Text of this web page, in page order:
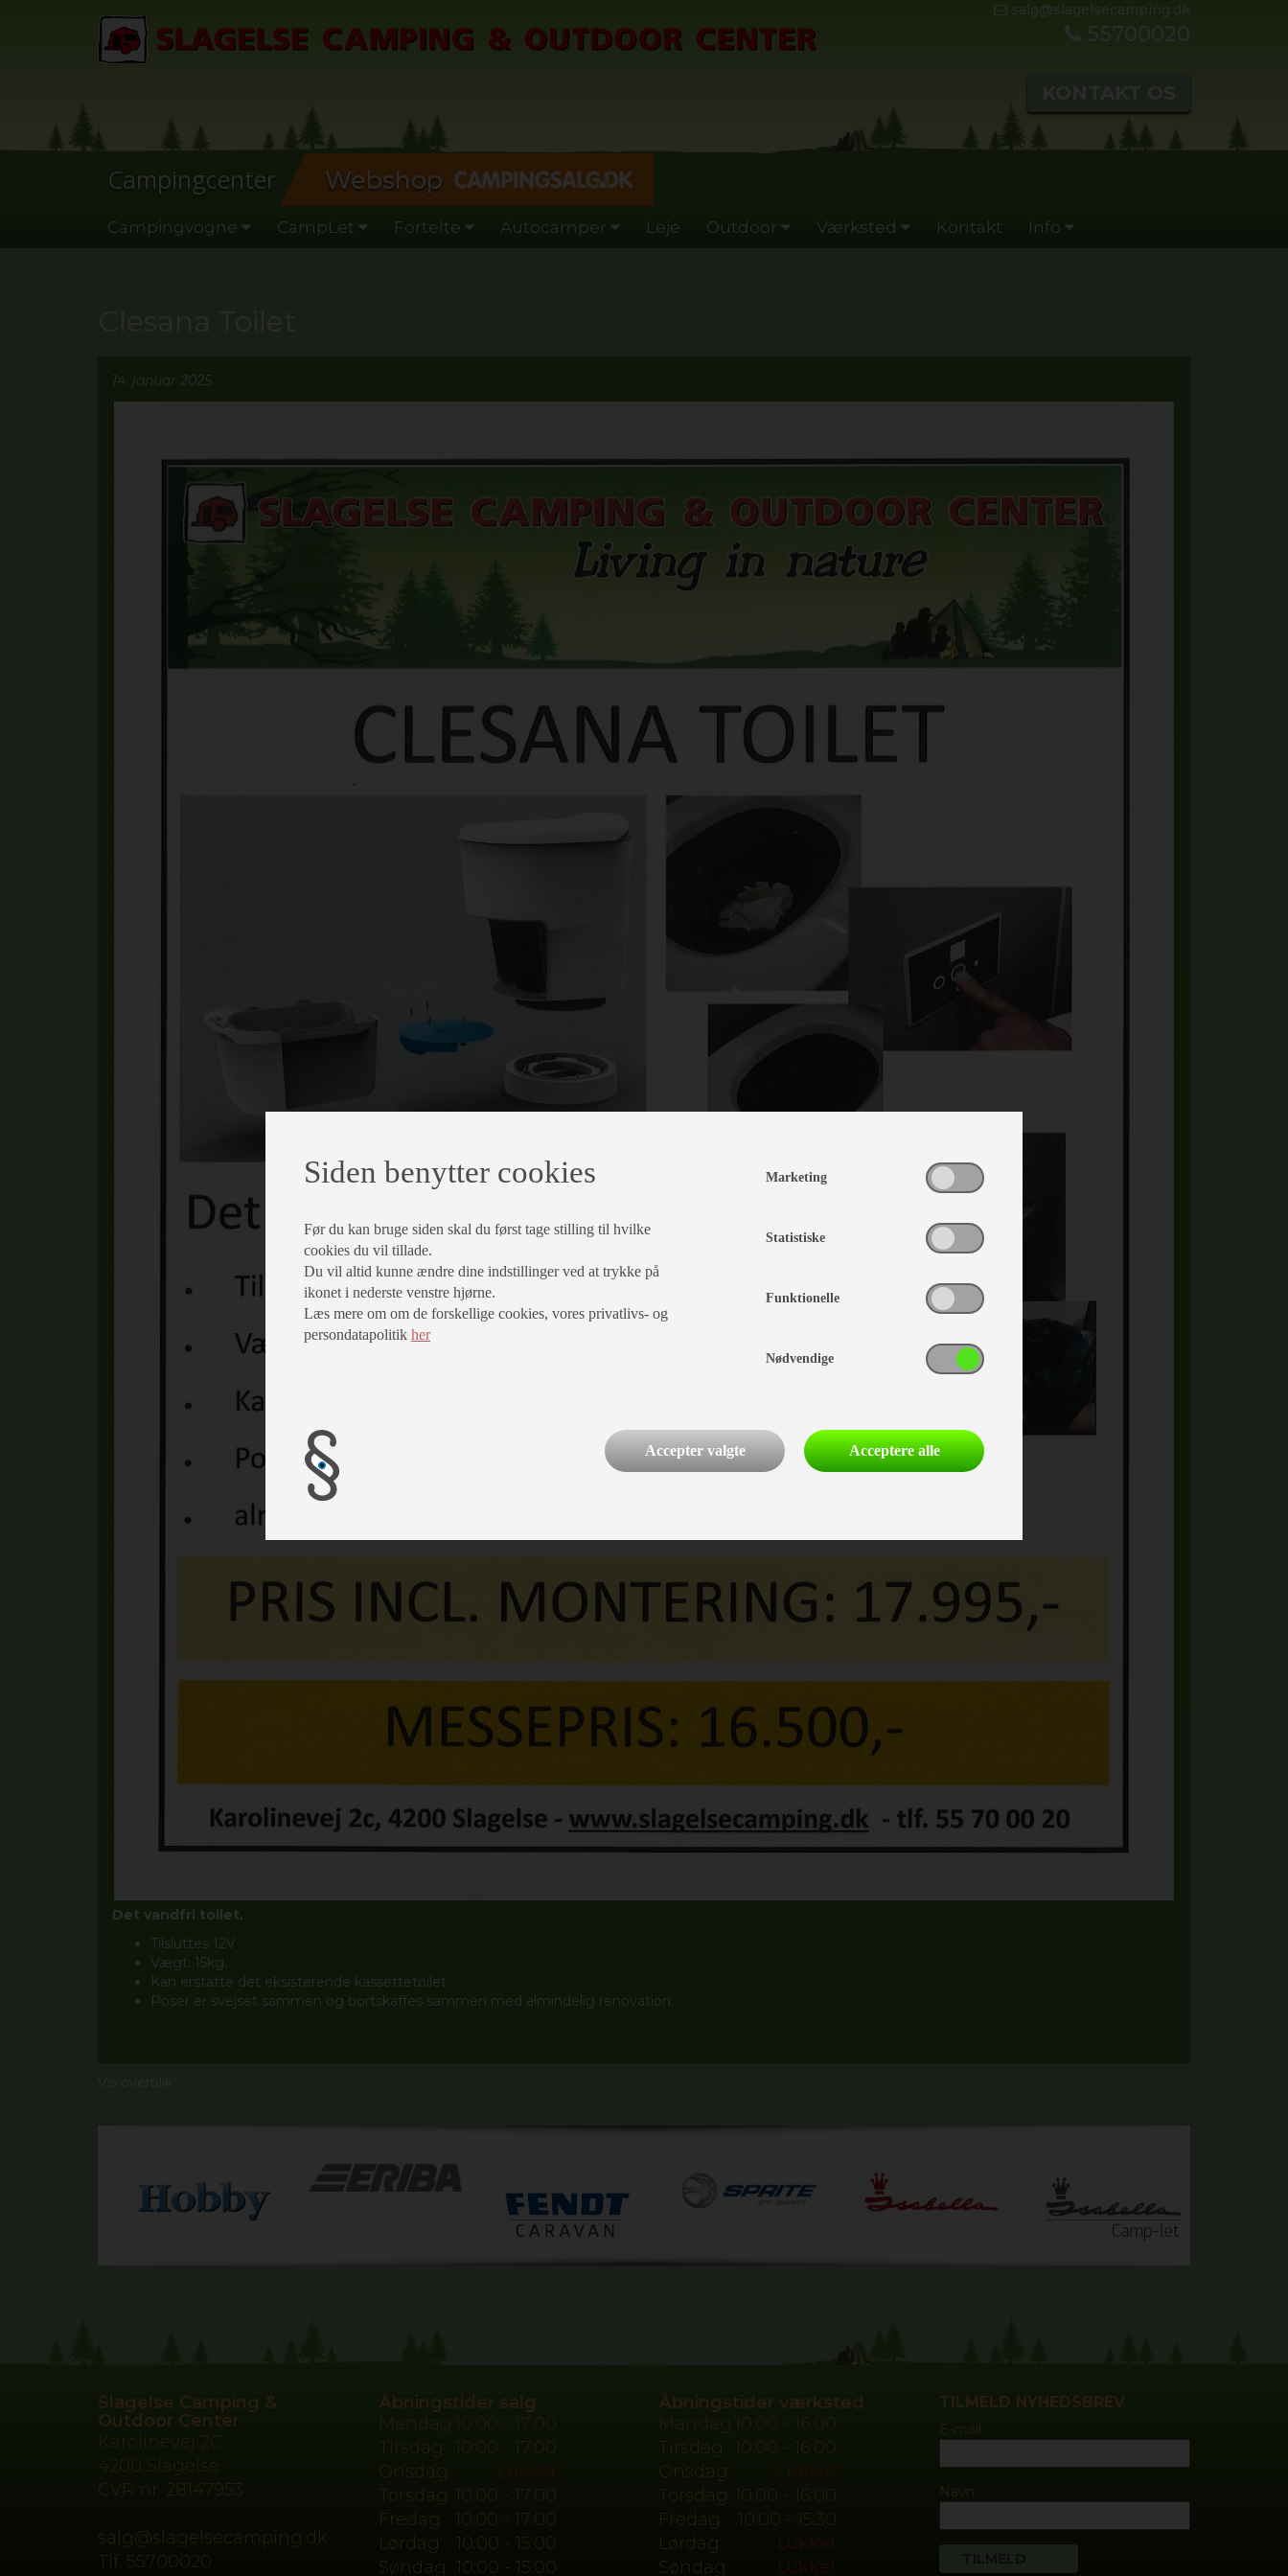
salg@slagelsecamping.dk
55700020
Campingcenter Webshop
Campingvogne CampLet Fortelte Autocamper Leje Outdoor Værksted Kontakt Info
14. januar 2025
Det vandfri toilet.
Tilsluttes 12V
Vægt: 15kg.
Kan erstatte det eksisterende kassettetoilet
Poser er svejset sammen og bortskaffes sammen med almindelig renovation.
Slagelse Camping &
Outdoor Center
Karolinevej 2C
4200 Slagelse
CVR nr. 28147953
salg@slagelsecamping.dk
Tlf. 55700020
TILMELD NYHEDSBREV
E-mail
Navn
Åbningstider salg
Mandag 10:00 - 17:00
Tirsdag
10:00 - 17:00
Onsdag
Lukket
Torsdag 10:00 - 17:00
Fredag
10:00 - 17:00
Lørdag
10:00 - 15:00
Søndag 10:00 - 15:00
Åbningstider værksted
Mandag 10:00 - 16:00
Tirsdag
10:00 - 16:00
Onsdag
Lukket
Torsdag 10:00 - 16:00
Fredag
10:00 - 15:30
Lørdag
Lukket
Søndag
Lukket
Siden benytter cookies
Før du kan bruge siden skal du først tage stilling til hvilke
cookies du vil tillade.
Du vil altid kunne ændre dine indstillinger ved at trykke på
ikonet i nederste venstre hjørne.
Læs mere om om de forskellige cookies, vores privatlivs- og
persondatapolitik her
Marketing
Statistiske
Funktionelle
Nødvendige
Accepter valgte Acceptere alle